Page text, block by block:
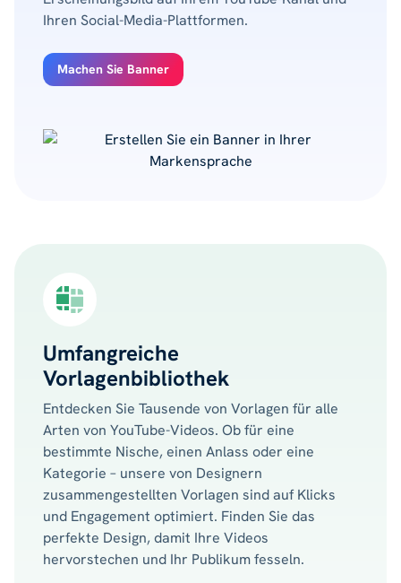
Ihren Social-Media-Plattformen.
Machen Sie Banner
Umfangreiche
Vorlagenbibliothek
Entdecken Sie Tausende von Vorlagen für alle
Arten von YouTube-Videos. Ob für eine
bestimmte Nische, einen Anlass oder eine
Kategorie – unsere von Designern
zusammengestellten Vorlagen sind auf Klicks
und Engagement optimiert. Finden Sie das
perfekte Design, damit Ihre Videos
hervorstechen und Ihr Publikum fesseln.